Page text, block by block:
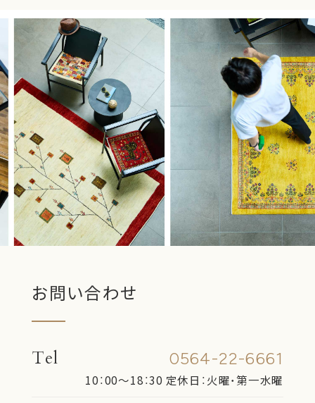
お問い合わせ
Tel 0564-22-6661
10：00〜18：30 定休日：火曜・第一水曜